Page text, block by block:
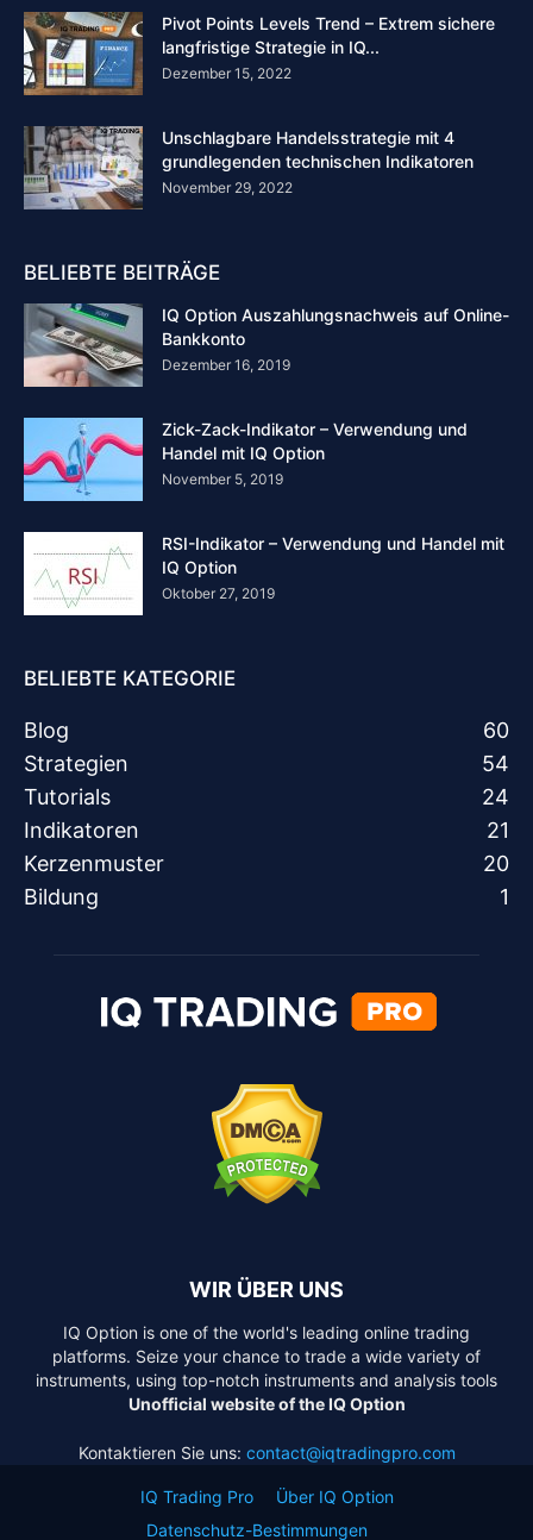
Pivot Points Levels Trend – Extrem sichere
langfristige Strategie in IQ...
Dezember 15, 2022
Unschlagbare Handelsstrategie mit 4
grundlegenden technischen Indikatoren
November 29, 2022
BELIEBTE BEITRÄGE
IQ Option Auszahlungsnachweis auf Online-
Bankkonto
Dezember 16, 2019
Zick-Zack-Indikator – Verwendung und
Handel mit IQ Option
November 5, 2019
RSI-Indikator – Verwendung und Handel mit
IQ Option
Oktober 27, 2019
BELIEBTE KATEGORIE
Blog
60
Strategien
54
Tutorials
24
Indikatoren
21
Kerzenmuster
20
Bildung
1
WIR ÜBER UNS
IQ Option is one of the world's leading online trading
platforms. Seize your chance to trade a wide variety of
instruments, using top-notch instruments and analysis tools
Unofficial website of the IQ Option
Kontaktieren Sie uns: contact@iqtradingpro.com
IQ Trading Pro
Über IQ Option
Datenschutz-Bestimmungen